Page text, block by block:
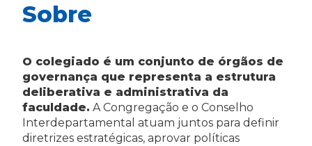
Sobre
O colegiado é um conjunto de órgãos de
governança que representa a estrutura
deliberativa e administrativa da
faculdade. A Congregação e o Conselho
Interdepartamental atuam juntos para definir
diretrizes estratégicas, aprovar políticas